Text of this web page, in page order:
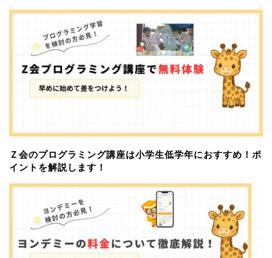
Ｚ会のプログラミング講座は小学生低学年におすすめ！ポ
イントを解説します！